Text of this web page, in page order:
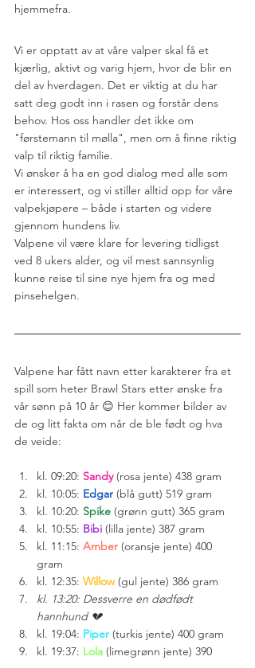
hjemmefra.
Vi er opptatt av at våre valper skal få et
kjærlig, aktivt og varig hjem, hvor de blir en
del av hverdagen. Det er viktig at du har
satt deg godt inn i rasen og forstår dens
behov. Hos oss handler det ikke om
"førstemann til mølla", men om å finne riktig
valp til riktig familie.
Vi ønsker å ha en god dialog med alle som
er interessert, og vi stiller alltid opp for våre
valpekjøpere – både i starten og videre
gjennom hundens liv.
Valpene vil være klare for levering tidligst
ved 8 ukers alder, og vil mest sannsynlig
kunne reise til sine nye hjem fra og med
pinsehelgen.
Valpene har fått navn etter karakterer fra et
spill som heter Brawl Stars etter ønske fra
vår sønn på 10 år 😊 Her kommer bilder av
de og litt fakta om når de ble født og hva
de veide:
kl. 09:20: Sandy (rosa jente) 438 gram
kl. 10:05: Edgar (blå gutt) 519 gram
kl. 10:20: Spike (grønn gutt) 365 gram
kl. 10:55: Bibi (lilla jente) 387 gram
kl. 11:15: Amber (oransje jente) 400
gram
kl. 12:35: Willow (gul jente) 386 gram
kl. 13:20: Dessverre en dødfødt
hannhund 💔
kl. 19:04: Piper (turkis jente) 400 gram
kl. 19:37: Lola (limegrønn jente) 390